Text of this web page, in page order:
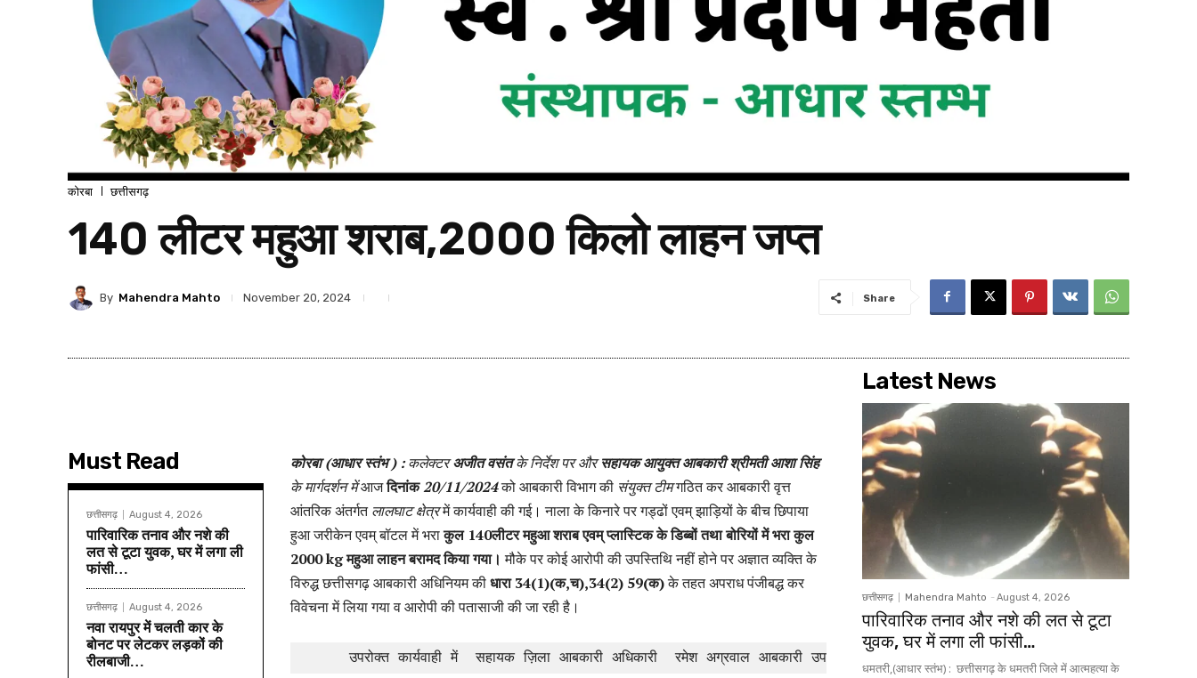
कोरबा छत्तीसगढ़
140 लीटर महुआ शराब,2000 किलो लाहन जप्त
By Mahendra Mahto November 20, 2024 Share
Must Read
छत्तीसगढ़ August 4, 2026
पारिवारिक तनाव और नशे की
लत से टूटा युवक, घर में लगा ली
फांसी…
छत्तीसगढ़ August 4, 2026
नवा रायपुर में चलती कार के
बोनट पर लेटकर लड़कों की
रीलबाजी…
कोरबा (आधार स्तंभ ) :कलेक्टरअजीत वसंतके निर्देश पर औरसहायक आयुक्त आबकारी श्रीमती आशा सिंह
के मार्गदर्शन मेंआजदिनांक20/11/2024को आबकारी विभाग की संयुक्त टीमगठित कर आबकारी वृत्त
आंतरिक अंतर्गतलालघाट क्षेत्रमें कार्यवाही की गई। नाला के किनारे पर गड्ढों एवम् झाड़ियों के बीच छिपाया
हुआ जरीकेन एवम् बॉटल में भराकुल 140लीटर महुआ शराब एवम् प्लास्टिक के डिब्बों तथा बोरियों में भराकुल
2000 kg महुआ लाहन बरामद किया गया। मौके पर कोई आरोपी की उपस्तिथि नहीं होने पर अज्ञात व्यक्ति के
विरुद्ध छत्तीसगढ़ आबकारी अधिनियम कीधारा 34(1)(क,च),34(2) 59(क)के तहत अपराध पंजीबद्ध कर
विवेचना में लिया गया व आरोपी की पतासाजी की जा रही है।
उपरोक्त कार्यवाही में  सहायक ज़िला आबकारी अधिकारी  रमेश अग्रवाल आबकारी उपनिरीक्षक डॉ सुकान्त पांडेय,दीपमाला नागदेव,मुकेश
Latest News
छत्तीसगढ़ Mahendra Mahto - August 4, 2026
पारिवारिक तनाव और नशे की लत से टूटा
युवक, घर में लगा ली फांसी…
धमतरी,(आधार स्तंभ) : छत्तीसगढ़ के धमतरी जिले में आत्महत्या के